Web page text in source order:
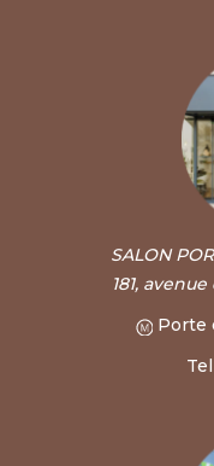
SALON
181,
Porte